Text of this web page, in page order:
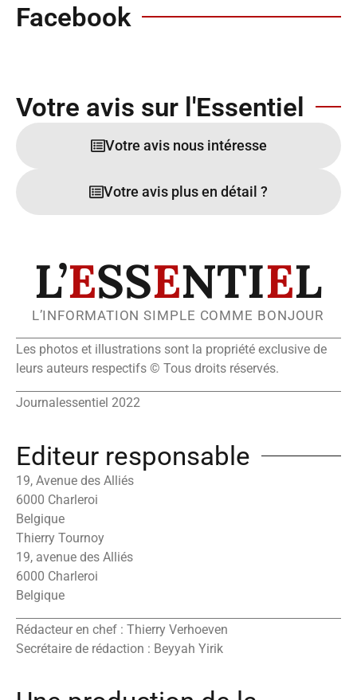
Facebook
Votre avis sur l'Essentiel
Votre avis nous intéresse
Votre avis plus en détail ?
L’ESSENTIEL
L’INFORMATION SIMPLE COMME BONJOUR
Les photos et illustrations sont la propriété exclusive de
leurs auteurs respectifs © Tous droits réservés.
Journalessentiel 2022
Editeur responsable
19, Avenue des Alliés
6000 Charleroi
Belgique
Thierry Tournoy
19, avenue des Alliés
6000 Charleroi
Belgique
Rédacteur en chef : Thierry Verhoeven
Secrétaire de rédaction : Beyyah Yirik